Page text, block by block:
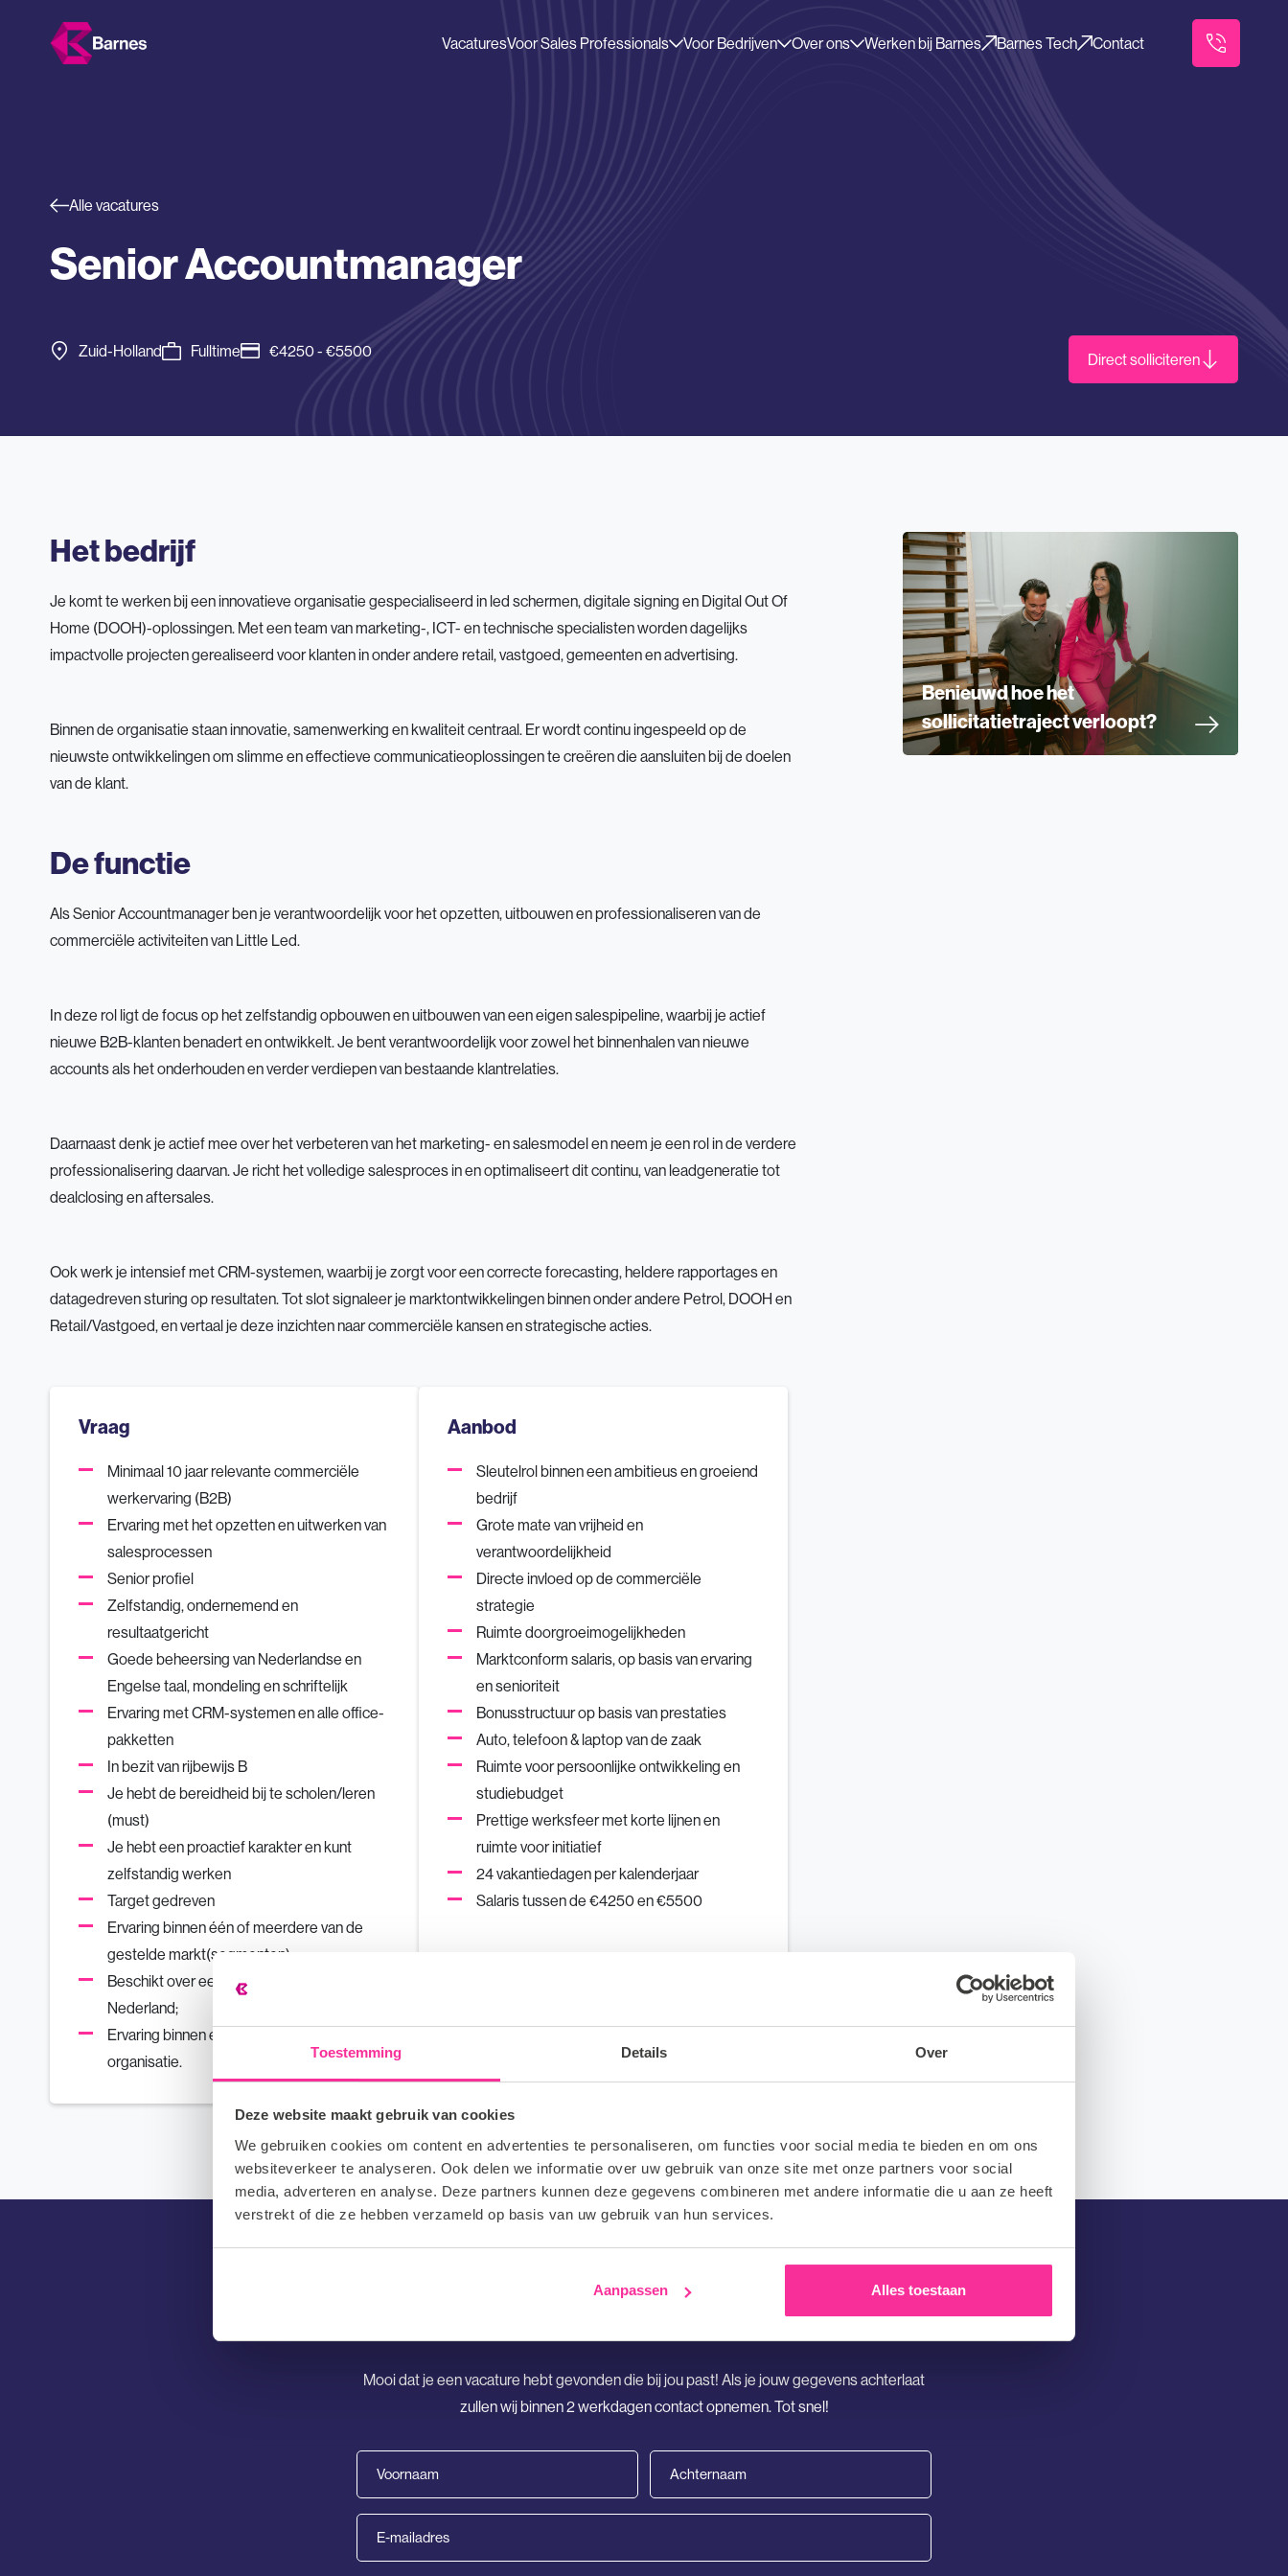
Toestemming Details Over
Deze website maakt gebruik van cookies
We gebruiken cookies om content en advertenties te personaliseren, om functies voor social media te bieden en om ons
websiteverkeer te analyseren. Ook delen we informatie over uw gebruik van onze site met onze partners voor social
media, adverteren en analyse. Deze partners kunnen deze gegevens combineren met andere informatie die u aan ze heeft
verstrekt of die ze hebben verzameld op basis van uw gebruik van hun services.
Aanpassen Alles toestaan
VacaturesVoor Sales Professionals Voor Bedrijven Over ons Werken bij Barnes Barnes Tech Contact
Alle vacatures
Senior Accountmanager
Zuid-Holland Fulltime €4250 - €5500 Direct solliciteren
Het bedrijf
Je komt te werken bij een innovatieve organisatie gespecialiseerd in led schermen, digitale signing en Digital Out Of
Home (DOOH)-oplossingen. Met een team van marketing-, ICT- en technische specialisten worden dagelijks
impactvolle projecten gerealiseerd voor klanten in onder andere retail, vastgoed, gemeenten en advertising.
Binnen de organisatie staan innovatie, samenwerking en kwaliteit centraal. Er wordt continu ingespeeld op de
nieuwste ontwikkelingen om slimme en effectieve communicatieoplossingen te creëren die aansluiten bij de doelen
van de klant.
De functie
Als Senior Accountmanager ben je verantwoordelijk voor het opzetten, uitbouwen en professionaliseren van de
commerciële activiteiten van Little Led.
In deze rol ligt de focus op het zelfstandig opbouwen en uitbouwen van een eigen salespipeline, waarbij je actief
nieuwe B2B-klanten benadert en ontwikkelt. Je bent verantwoordelijk voor zowel het binnenhalen van nieuwe
accounts als het onderhouden en verder verdiepen van bestaande klantrelaties.
Daarnaast denk je actief mee over het verbeteren van het marketing- en salesmodel en neem je een rol in de verdere
professionalisering daarvan. Je richt het volledige salesproces in en optimaliseert dit continu, van leadgeneratie tot
dealclosing en aftersales.
Ook werk je intensief met CRM-systemen, waarbij je zorgt voor een correcte forecasting, heldere rapportages en
datagedreven sturing op resultaten. Tot slot signaleer je marktontwikkelingen binnen onder andere Petrol, DOOH en
Retail/Vastgoed, en vertaal je deze inzichten naar commerciële kansen en strategische acties.
Vraag
Minimaal 10 jaar relevante commerciële
werkervaring (B2B)
Ervaring met het opzetten en uitwerken van
salesprocessen
Senior profiel
Zelfstandig, ondernemend en
resultaatgericht
Goede beheersing van Nederlandse en
Engelse taal, mondeling en schriftelijk
Ervaring met CRM-systemen en alle office-
pakketten
In bezit van rijbewijs B
Je hebt de bereidheid bij te scholen/leren
(must)
Je hebt een proactief karakter en kunt
zelfstandig werken
Target gedreven
Ervaring binnen één of meerdere van de
gestelde markt(segmenten)
Beschikt over een relevant netwerk in
Nederland;
Ervaring binnen een scale-up of groeiende
organisatie.
Aanbod
Sleutelrol binnen een ambitieus en groeiend
bedrijf
Grote mate van vrijheid en
verantwoordelijkheid
Directe invloed op de commerciële
strategie
Ruimte doorgroeimogelijkheden
Marktconform salaris, op basis van ervaring
en senioriteit
Bonusstructuur op basis van prestaties
Auto, telefoon & laptop van de zaak
Ruimte voor persoonlijke ontwikkeling en
studiebudget
Prettige werksfeer met korte lijnen en
ruimte voor initiatief
24 vakantiedagen per kalenderjaar
Salaris tussen de €4250 en €5500
Benieuwd hoe het
sollicitatietraject verloopt?
Mooi dat je een vacature hebt gevonden die bij jou past! Als je jouw gegevens achterlaat
zullen wij binnen 2 werkdagen contact opnemen. Tot snel!
mailadres